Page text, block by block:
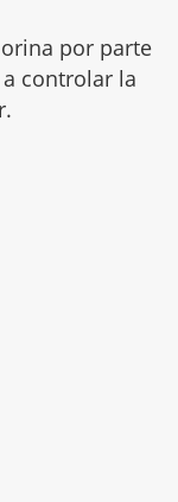
por parte
controlar la